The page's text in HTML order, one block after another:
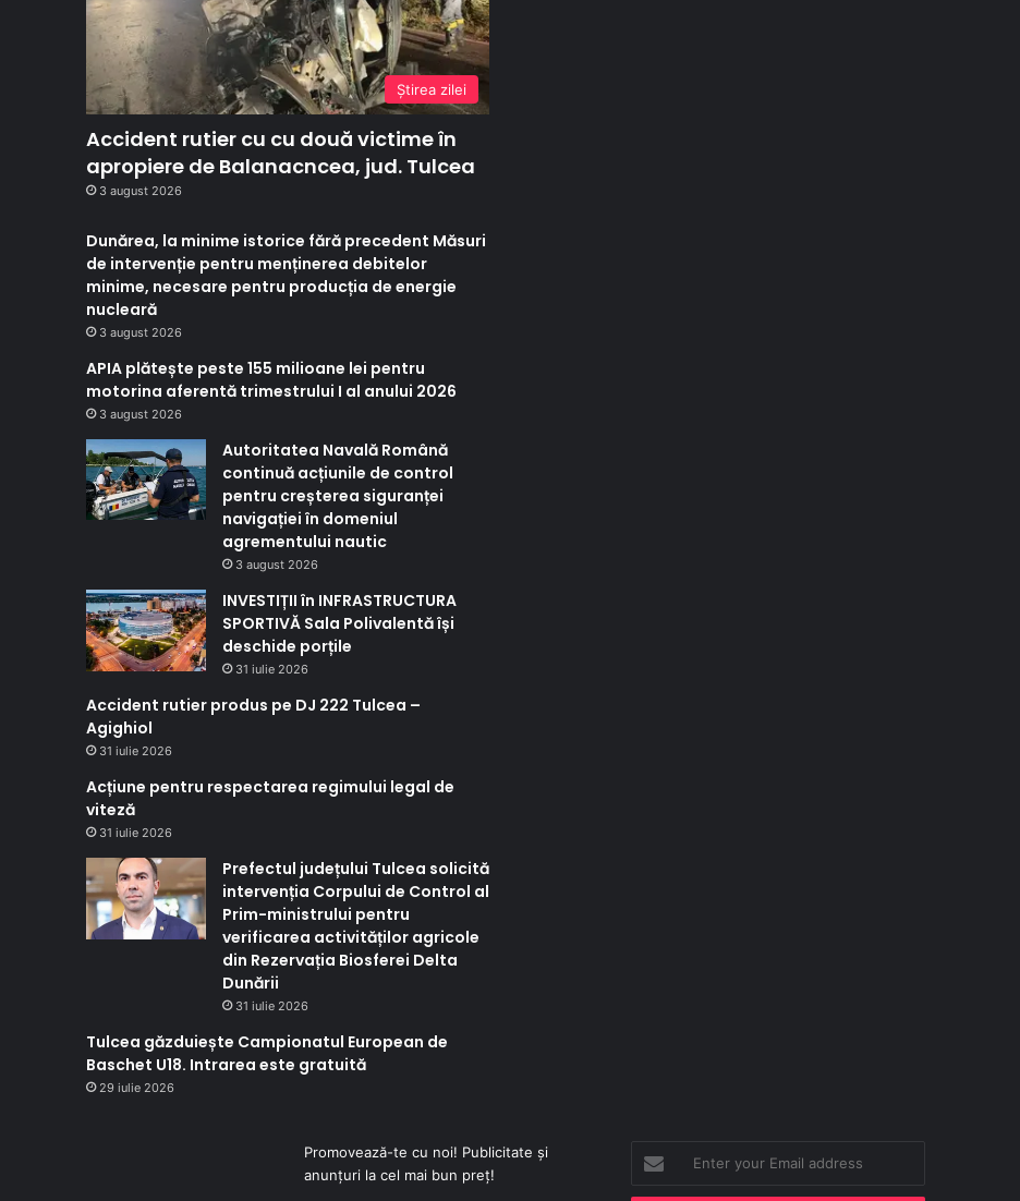
Ştirea zilei
Accident rutier cu cu două victime în
apropiere de Balanacncea, jud. Tulcea
3 august 2026
Dunărea, la minime istorice fără precedent Măsuri
de intervenție pentru menținerea debitelor
minime, necesare pentru producția de energie
nucleară
3 august 2026
APIA plătește peste 155 milioane lei pentru
motorina aferentă trimestrului I al anului 2026
3 august 2026
Autoritatea Navală Română
continuă acțiunile de control
pentru creșterea siguranței
navigației în domeniul
agrementului nautic
3 august 2026
INVESTIȚII în INFRASTRUCTURA
SPORTIVĂ Sala Polivalentă își
deschide porțile
31 iulie 2026
Accident rutier produs pe DJ 222 Tulcea –
Agighiol
31 iulie 2026
Acțiune pentru respectarea regimului legal de
viteză
31 iulie 2026
Prefectul județului Tulcea solicită
intervenția Corpului de Control al
Prim-ministrului pentru
verificarea activităților agricole
din Rezervația Biosferei Delta
Dunării
31 iulie 2026
Tulcea găzduiește Campionatul European de
Baschet U18. Intrarea este gratuită
29 iulie 2026
Promovează-te cu noi! Publicitate și
anunțuri la cel mai bun preț!
Enter
your